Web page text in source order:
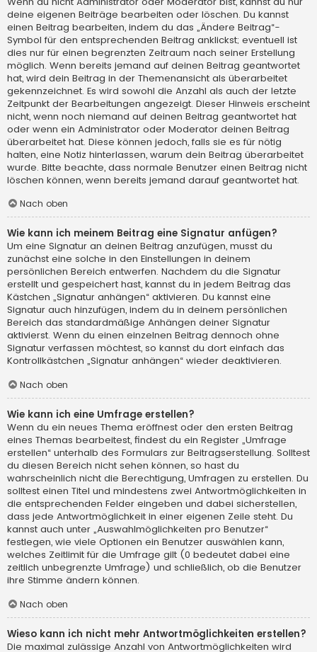
deine eigenen Beiträge bearbeiten oder löschen. Du kannst
einen Beitrag bearbeiten, indem du das „Ändere Beitrag“-
Symbol für den entsprechenden Beitrag anklickst; eventuell ist
dies nur für einen begrenzten Zeitraum nach seiner Erstellung
möglich. Wenn bereits jemand auf deinen Beitrag geantwortet
hat, wird dein Beitrag in der Themenansicht als überarbeitet
gekennzeichnet. Es wird sowohl die Anzahl als auch der letzte
Zeitpunkt der Bearbeitungen angezeigt. Dieser Hinweis erscheint
nicht, wenn noch niemand auf deinen Beitrag geantwortet hat
oder wenn ein Administrator oder Moderator deinen Beitrag
überarbeitet hat. Diese können jedoch, falls sie es für nötig
halten, eine Notiz hinterlassen, warum dein Beitrag überarbeitet
wurde. Bitte beachte, dass normale Benutzer einen Beitrag nicht
löschen können, wenn bereits jemand darauf geantwortet hat.
Nach oben
Wie kann ich meinem Beitrag eine Signatur anfügen?
Um eine Signatur an deinen Beitrag anzufügen, musst du
zunächst eine solche in den Einstellungen in deinem
persönlichen Bereich entwerfen. Nachdem du die Signatur
erstellt und gespeichert hast, kannst du in jedem Beitrag das
Kästchen „Signatur anhängen“ aktivieren. Du kannst eine
Signatur auch hinzufügen, indem du in deinem persönlichen
Bereich das standardmäßige Anhängen deiner Signatur
aktivierst. Wenn du einen einzelnen Beitrag dennoch ohne
Signatur verfassen möchtest, so kannst du dort einfach das
Kontrollkästchen „Signatur anhängen“ wieder deaktivieren.
Nach oben
Wie kann ich eine Umfrage erstellen?
Wenn du ein neues Thema eröffnest oder den ersten Beitrag
eines Themas bearbeitest, findest du ein Register „Umfrage
erstellen“ unterhalb des Formulars zur Beitragserstellung. Solltest
du diesen Bereich nicht sehen können, so hast du
wahrscheinlich nicht die Berechtigung, Umfragen zu erstellen. Du
solltest einen Titel und mindestens zwei Antwortmöglichkeiten in
die entsprechenden Felder eingeben und dabei sicherstellen,
dass jede Antwortmöglichkeit in einer eigenen Zeile steht. Du
kannst auch unter „Auswahlmöglichkeiten pro Benutzer“
festlegen, wie viele Optionen ein Benutzer auswählen kann,
welches Zeitlimit für die Umfrage gilt (0 bedeutet dabei eine
zeitlich unbegrenzte Umfrage) und schließlich, ob die Benutzer
ihre Stimme ändern können.
Nach oben
Wieso kann ich nicht mehr Antwortmöglichkeiten erstellen?
Die maximal zulässige Anzahl von Antwortmöglichkeiten wird